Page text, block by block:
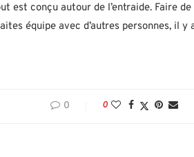
est conçu autour de l’entraide. Faire
équipe avec d’autres personnes, il
0 0